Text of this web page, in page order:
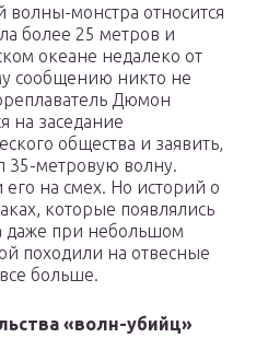
монстра относится
более 25 метров и
океане недалеко от
сообщению никто не
Дюмон
на заседание
общества и заявить,
35-метровую волну.
на смех. Но историй о
которые появлялись
даже при небольшом
походили на отвесные
больше.
«волн-убийц»